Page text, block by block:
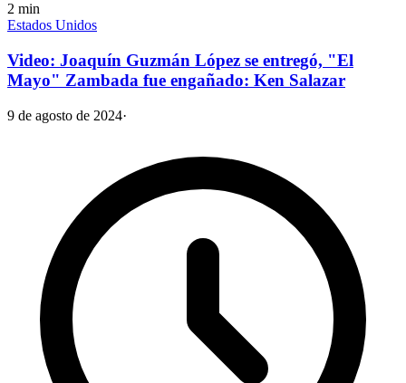
2 min
Estados Unidos
Video: Joaquín Guzmán López se entregó, "El
Mayo" Zambada fue engañado: Ken Salazar
9 de agosto de 2024·